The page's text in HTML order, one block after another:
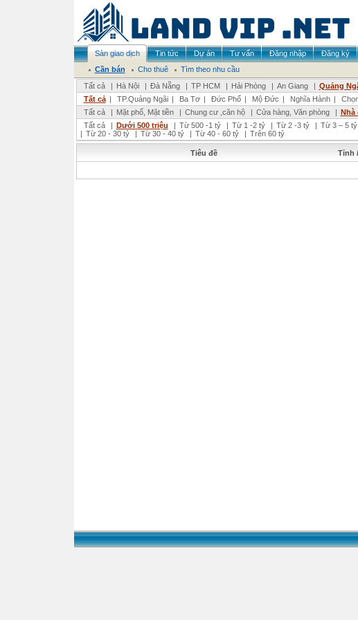
Sàn giao dịch Tin tức Dự án Tư vấn Đăng nhập Đăng ký
Cần bán
Cho thuê
Tìm theo nhu cầu
Tất cả
| Hà Nội | Đà Nẵng | TP HCM | Hải Phòng | An Giang | Quảng
Tất cả | TP.Quảng Ngãi | Ba Tơ | Đức Phổ | Mộ Đức | Nghĩa Hành |
Tất cả
| Mặt phố, Mặt tiền | Chung cư ,căn hộ | Cửa hàng, Văn phòng | Nhà
Tất cả
| Dưới 500 triệu | Từ 500 -1 tỷ | Từ 1 -2 tỷ | Từ 2 -3 tỷ | Từ 3 – 5 tỷ
| Từ 20 - 30 tỷ | Từ 30 - 40 tỷ | Từ 40 - 60 tỷ | Trên 60 tỷ
Tiêu đề Tỉnh